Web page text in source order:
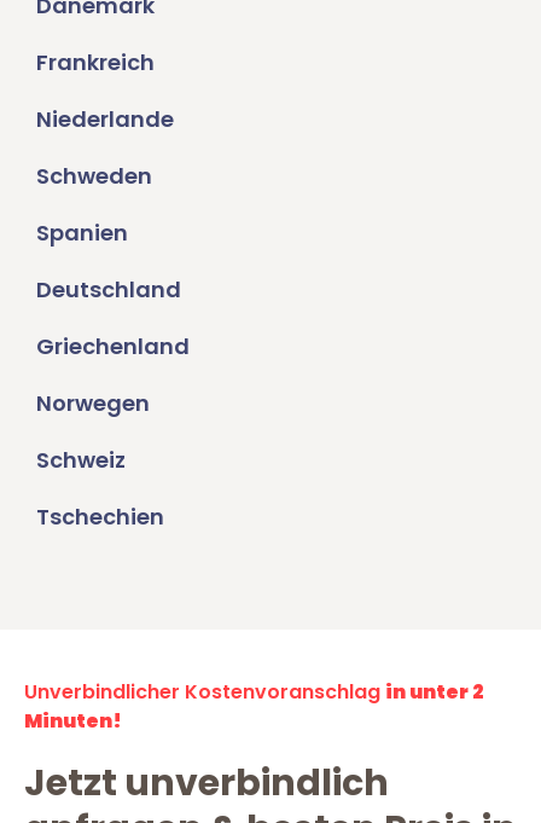
Frankreich
Niederlande
Schweden
Spanien
Deutschland
Griechenland
Norwegen
Schweiz
Tschechien
Unverbindlicher Kostenvoranschlag in unter 2
Minuten!
Jetzt unverbindlich